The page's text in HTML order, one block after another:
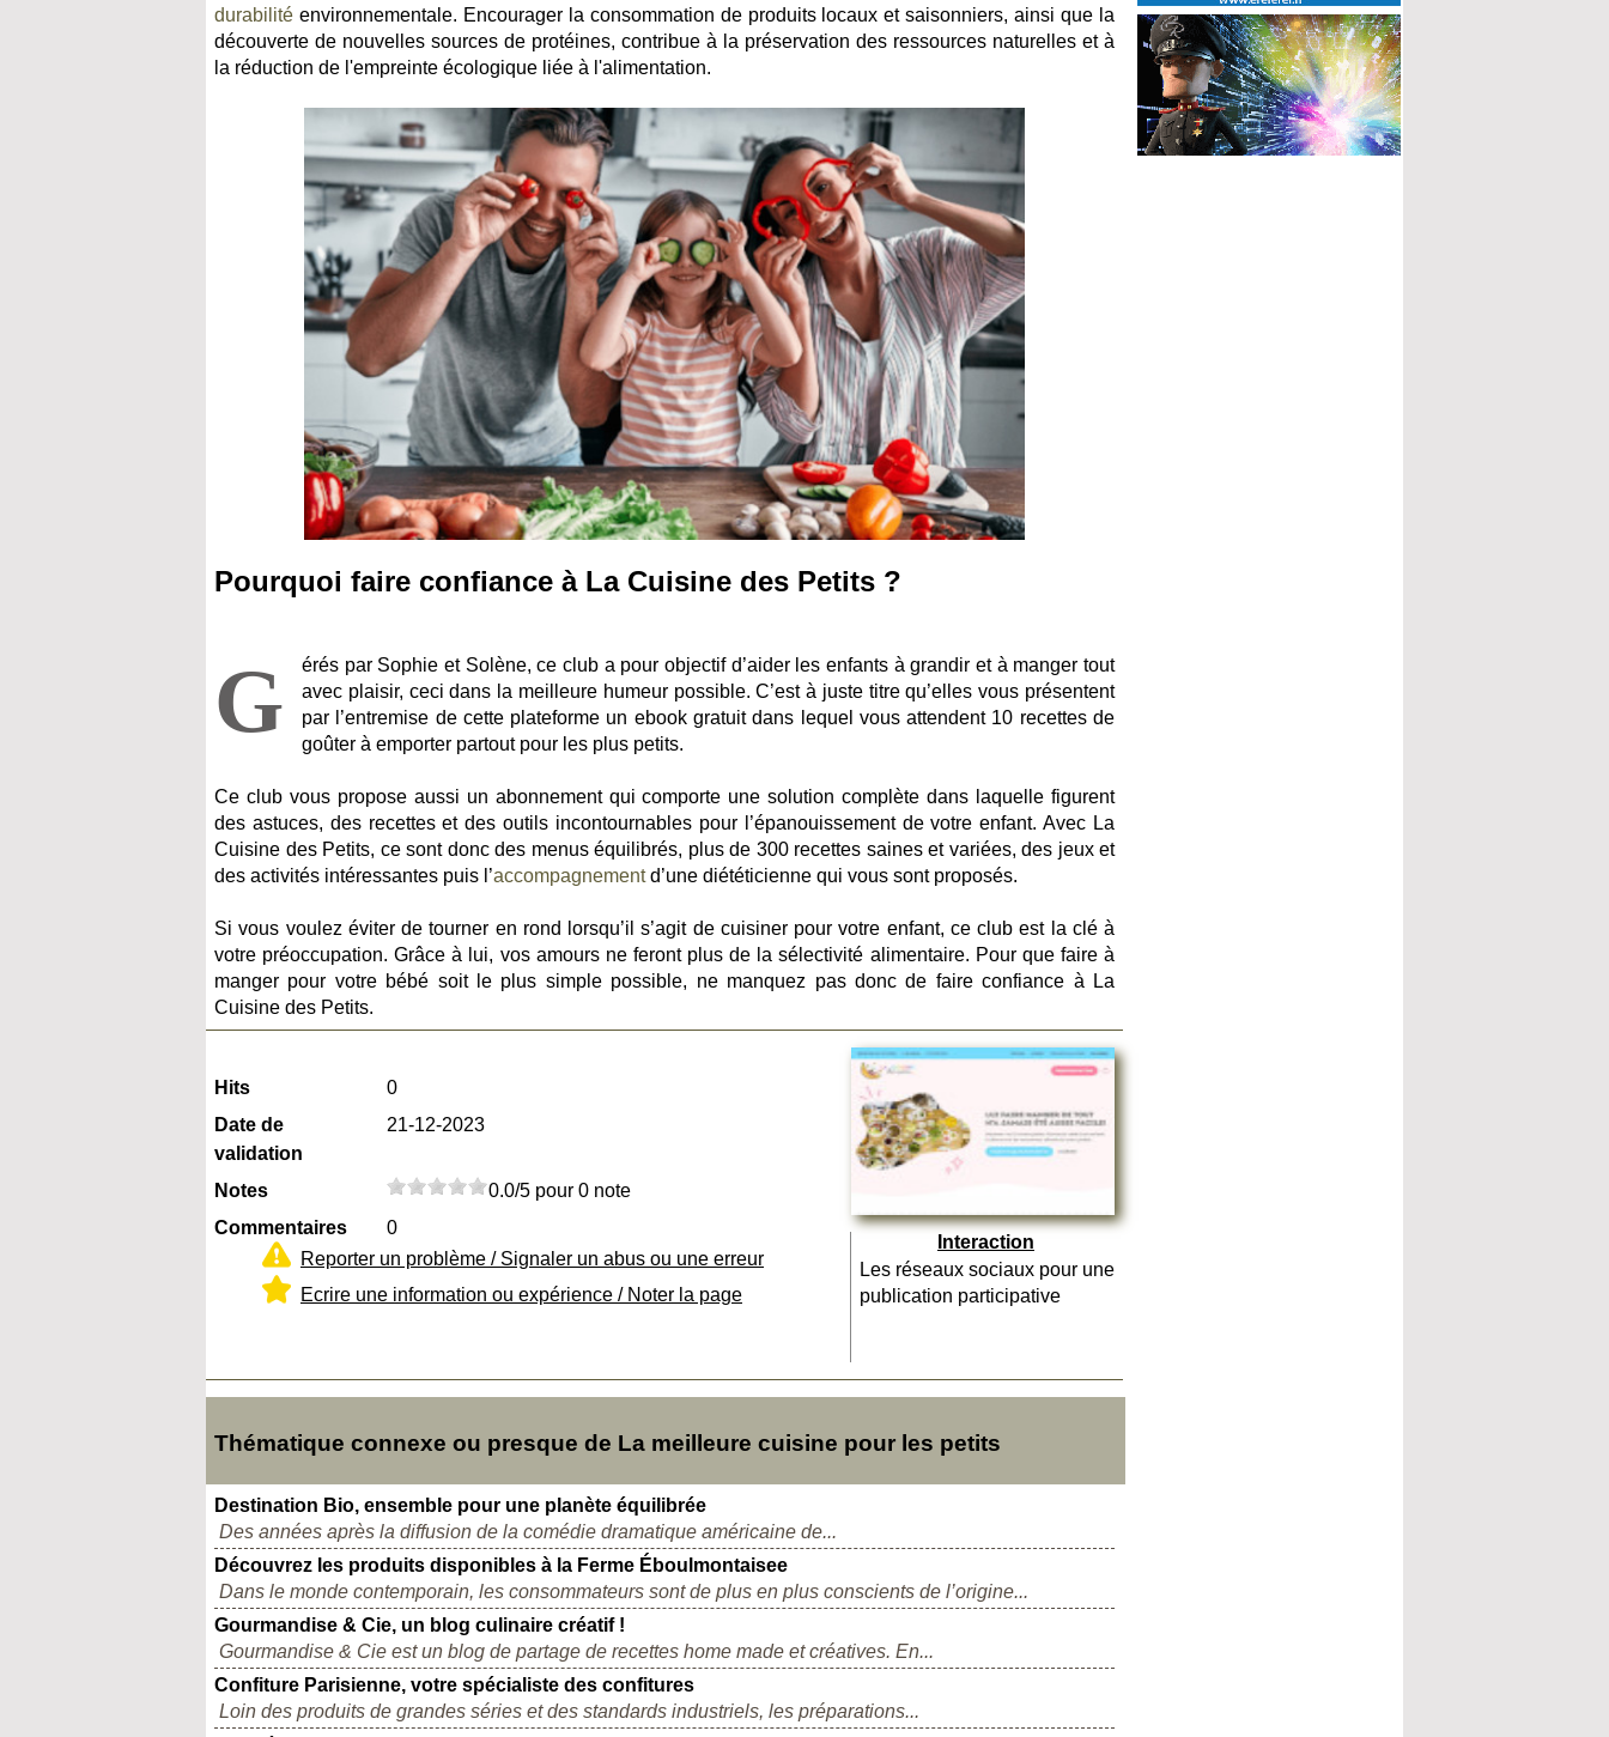
durabilité environnementale. Encourager la consommation de produits locaux et saisonniers, ainsi que la
découverte de nouvelles sources de protéines, contribue à la préservation des ressources naturelles et à
la réduction de l'empreinte écologique liée à l'alimentation.
Pourquoi faire confiance à La Cuisine des Petits ?
G
érés par Sophie et Solène, ce club a pour objectif d’aider les enfants à grandir et à manger tout
avec plaisir, ceci dans la meilleure humeur possible. C’est à juste titre qu’elles vous présentent
par l’entremise de cette plateforme un ebook gratuit dans lequel vous attendent 10 recettes de
goûter à emporter partout pour les plus petits.
Ce club vous propose aussi un abonnement qui comporte une solution complète dans laquelle figurent
des astuces, des recettes et des outils incontournables pour l’épanouissement de votre enfant. Avec La
Cuisine des Petits, ce sont donc des menus équilibrés, plus de 300 recettes saines et variées, des jeux et
des activités intéressantes puis l’accompagnementd’une diététicienne qui vous sont proposés.
Si vous voulez éviter de tourner en rond lorsqu’il s’agit de cuisiner pour votre enfant, ce club est la clé à
votre préoccupation. Grâce à lui, vos amours ne feront plus de la sélectivité alimentaire. Pour que faire à
manger pour votre bébé soit le plus simple possible, ne manquez pas donc de faire confiance à La
Cuisine des Petits.
Hits
0
Date de
validation
21-12-2023
Notes
0.0/5 pour 0 note
Commentaires
0
Reporter un problème / Signaler un abus ou une erreur
Ecrire une information ou expérience / Noter la page
Interaction
Les réseaux sociaux pour une
publication participative
Thématique connexe ou presque de La meilleure cuisine pour les petits
Destination Bio, ensemble pour une planète équilibrée
Des années après la diffusion de la comédie dramatique américaine de...
Découvrez les produits disponibles à la Ferme Éboulmontaisee
Dans le monde contemporain, les consommateurs sont de plus en plus conscients de l’origine...
Gourmandise & Cie, un blog culinaire créatif !
Gourmandise & Cie est un blog de partage de recettes home made et créatives. En...
Confiture Parisienne, votre spécialiste des confitures
Loin des produits de grandes séries et des standards industriels, les préparations...